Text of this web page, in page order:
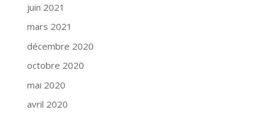
juin 2021
mars 2021
décembre 2020
octobre 2020
mai 2020
avril 2020